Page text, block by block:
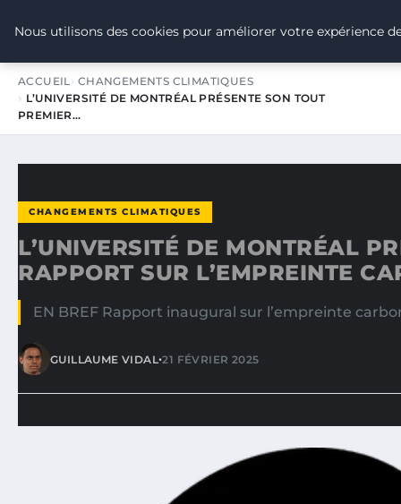
TOUR DE FRANCE POUR LE
ACCUEIL CHANGEMENTS CLIMATIQUES
L’UNIVERSITÉ DE MONTRÉAL PRÉSENTE SON TOUT
PREMIER…
CHANGEMENTS CLIMATIQUES
L’UNIVERSITÉ DE MONTRÉAL
RAPPORT SUR L’EMPREINTE
EN BREF Rapport inaugural sur l’empreinte
GUILLAUME VIDAL•21 FÉVRIER 2025
Nous utilisons des cookies pour améliorer votre expérience